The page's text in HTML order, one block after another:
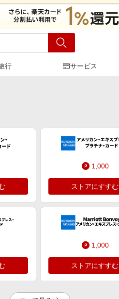
行 サービス
1,000
ストアにすすむ
1,000
ストアにすすむ